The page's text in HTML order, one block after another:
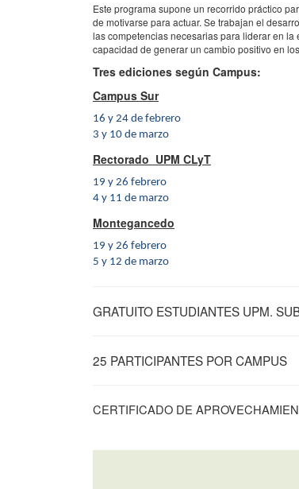
Este programa supone un recorrido práctico
de motivarse para actuar. Se trabajan el
las competencias necesarias para liderar en
capacidad de generar un cambio positivo en
Tres ediciones según Campus:
Campus Sur
16 y 24 de febrero
3 y 10 de marzo
Rectorado UPM CLyT
19 y 26 febrero
4 y 11 de marzo
Montegancedo
19 y 26 febrero
5 y 12 de marzo
GRATUITO ESTUDIANTES UPM.
25 PARTICIPANTES POR CAMPUS
CERTIFICADO DE